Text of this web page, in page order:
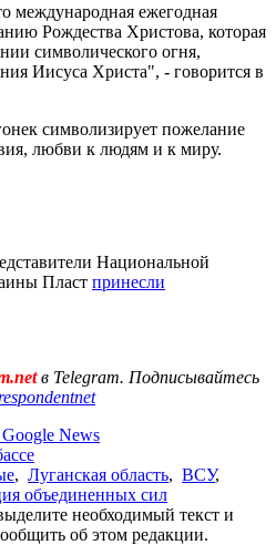
международная ежегодная
Рождества Христова, которая
символического огня,
Иисуса Христа", - говорится в
символизирует пожелание
любви к людям и к миру.
Национальной
Пласт принесли
в Telegram. Подписывайтесь
News
, Луганская область, ВСУ,
объединенных сил
необходимый текст и
об этом редакции.